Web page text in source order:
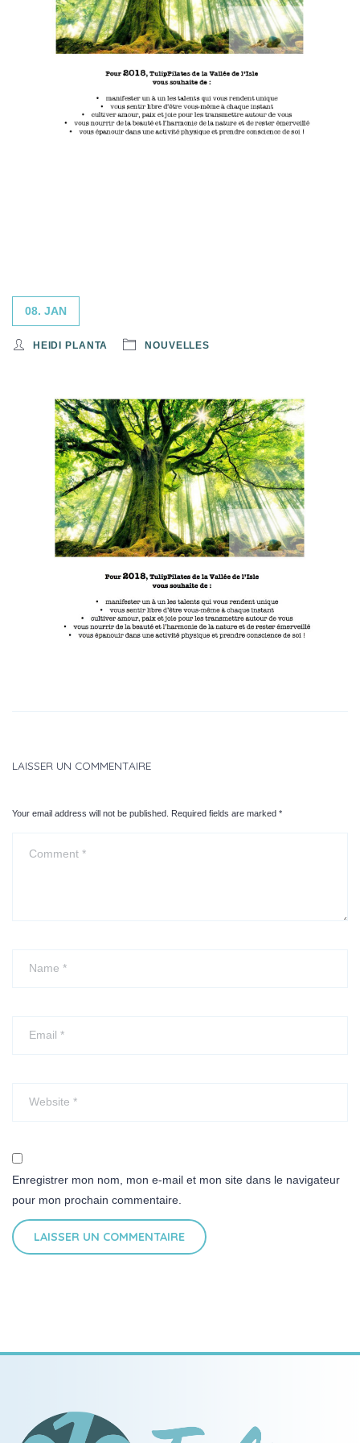
08. JAN
HEIDI PLANTA NOUVELLES
LAISSER UN COMMENTAIRE
Your email address will not be published. Required fields are marked *
Enregistrer mon nom, mon e-mail et mon site dans le navigateur
pour mon prochain commentaire.
LAISSER UN COMMENTAIRE